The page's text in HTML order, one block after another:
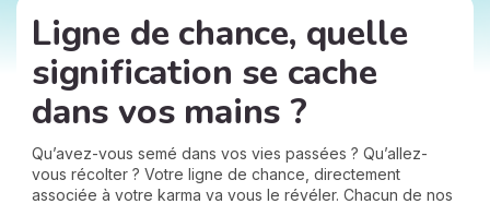
Ligne de chance, quelle
signification se cache
dans vos mains ?
Qu’avez-vous semé dans vos vies passées ? Qu’allez-
vous récolter ? Votre ligne de chance, directement
associée à votre karma va vous le révéler. Chacun de nos